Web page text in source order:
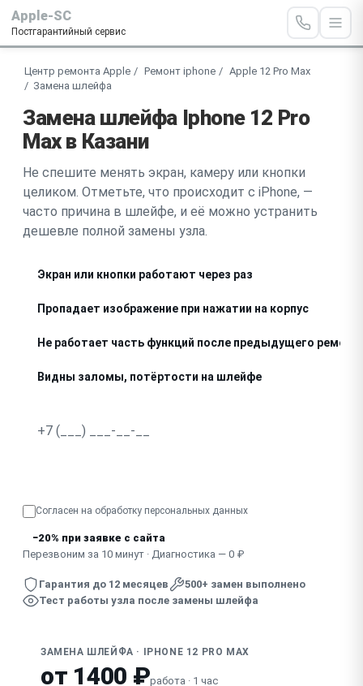
Apple-SC
Постгарантийный сервис
Центр ремонта Apple Ремонт iphone
Apple 12 Pro Max
Замена шлейфа
Замена шлейфа Iphone 12 Pro
Max в Казани
Не спешите менять экран, камеру или кнопки
целиком. Отметьте, что происходит с iPhone, —
часто причина в шлейфе, и её можно устранить
дешевле полной замены узла.
Экран или кнопки работают через раз
Пропадает изображение при нажатии на корпус
Не работает часть функций после предыдущего
Видны заломы, потёртости на шлейфе
Согласен на обработку персональных данных
−20% при заявке с сайта
Перезвоним за 10 минут · Диагностика — 0 ₽
Гарантия до 12 месяцев
500+ замен выполнено
Тест работы узла после замены шлейфа
ЗАМЕНА ШЛЕЙФА · IPHONE 12 PRO MAX
от 1400 ₽работа · 1 час